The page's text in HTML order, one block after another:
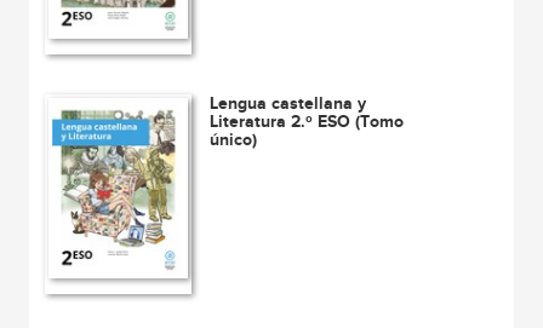
Lengua castellana y
Literatura 2.º ESO (Tomo
único)